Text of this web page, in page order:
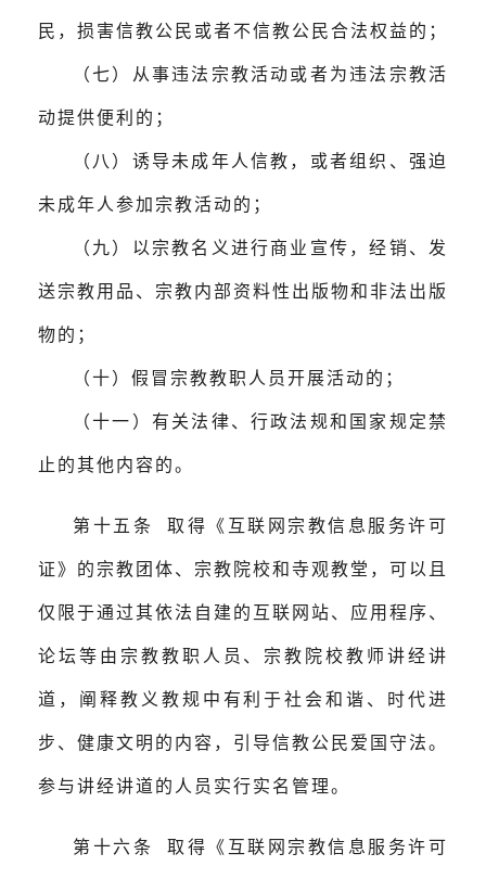
民，损害信教公民或者不信教公民合法权益的；
（七）从事违法宗教活动或者为违法宗教活
动提供便利的；
（八）诱导未成年人信教，或者组织、强迫
未成年人参加宗教活动的；
（九）以宗教名义进行商业宣传，经销、发
送宗教用品、宗教内部资料性出版物和非法出版
物的；
（十）假冒宗教教职人员开展活动的；
（十一）有关法律、行政法规和国家规定禁
止的其他内容的。
第十五条 取得《互联网宗教信息服务许可
证》的宗教团体、宗教院校和寺观教堂，可以且
仅限于通过其依法自建的互联网站、应用程序、
论坛等由宗教教职人员、宗教院校教师讲经讲
道，阐释教义教规中有利于社会和谐、时代进
步、健康文明的内容，引导信教公民爱国守法。
参与讲经讲道的人员实行实名管理。
第十六条 取得《互联网宗教信息服务许可